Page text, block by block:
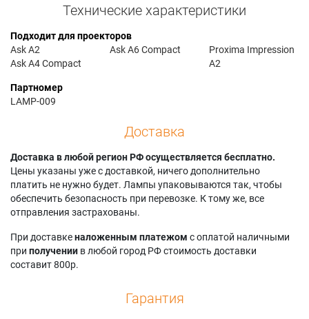
Технические характеристики
Подходит для проекторов
Ask A2
Ask A4 Compact
Ask A6 Compact
Proxima Impression
A2
Партномер
LAMP-009
Доставка
Доставка в любой регион РФ осуществляется бесплатно.
Цены указаны уже с доставкой, ничего дополнительно
платить не нужно будет. Лампы упаковываются так, чтобы
обеспечить безопасность при перевозке. К тому же, все
отправления застрахованы.
При доставкеналоженным платежом с оплатой наличными
при получении в любой город РФ стоимость доставки
составит 800р.
Гарантия